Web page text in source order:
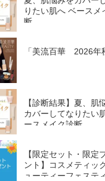
りたい肌へ ベースメ
断
「美流百華 2026年
【診断結果】夏、肌
カバーしてなりたい
ースメイク診断
【限定セット・限定
ント】コスメティッ
ューティーフェステ